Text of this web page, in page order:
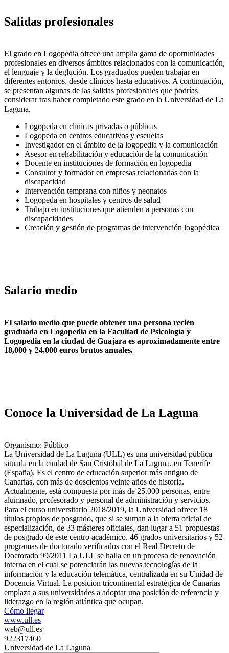
Salidas profesionales
El grado en Logopedia ofrece una amplia gama de oportunidades
profesionales en diversos ámbitos relacionados con la comunicación,
el lenguaje y la deglución. Los graduados pueden trabajar en
diferentes entornos, desde clínicos hasta educativos. A continuación,
se presentan algunas de las salidas profesionales que podrías
considerar tras haber completado este grado en la Universidad de La
Laguna.
Logopeda en clínicas privadas o públicas
Logopeda en centros educativos y escuelas
Investigador en el ámbito de la logopedia y la comunicación
Asesor en rehabilitación y educación de la comunicación
Docente en instituciones de formación en logopedia
Consultor y formador en empresas relacionadas con la
discapacidad
Intervención temprana con niños y neonatos
Logopeda en hospitales y centros de salud
Trabajo en instituciones que atienden a personas con
discapacidades
Creación y gestión de programas de intervención logopédica
Salario medio
El salario medio que puede obtener una persona recién
graduada en Logopedia en la Facultad de Psicología y
Logopedia en la ciudad de Guajara es aproximadamente entre
18,000 y 24,000 euros brutos anuales.
Conoce la Universidad de La Laguna
Organismo: Público
La Universidad de La Laguna (ULL) es una universidad pública
situada en la ciudad de San Cristóbal de La Laguna, en Tenerife
(España). Es el centro de educación superior más antiguo de
Canarias, con más de doscientos veinte años de historia.
Actualmente, está compuesta por más de 25.000 personas, entre
alumnado, profesorado y personal de administración y servicios.
Para el curso universitario 2018/2019, la Universidad ofrece 18
títulos propios de posgrado, que si se suman a la oferta oficial de
especialización, de 33 másteres oficiales, dan lugar a 51 propuestas
de posgrado de este centro académico. 46 grados universitarios y 52
programas de doctorado verificados con el Real Decreto de
Doctorado 99/2011 La ULL se halla en un proceso de renovación
interna en el cual se potenciarán las nuevas tecnologías de la
información y la educación telemática, centralizada en su Unidad de
Docencia Virtual. La posición tricontinental estratégica de Canarias
emplaza a sus universidades a adoptar una posición de referencia y
liderazgo en la región atlántica que ocupan.
Cómo llegar
www.ull.es
web@ull.es
922317460
Universidad de La Laguna